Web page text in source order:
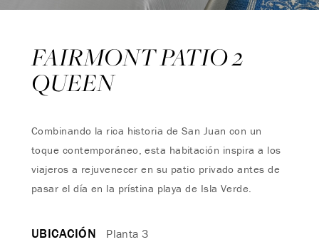
FAIRMONT PATIO 2
QUEEN
Combinando la rica historia de San Juan con un
toque contemporáneo, esta habitación inspira a los
viajeros a rejuvenecer en su patio privado antes de
pasar el día en la prístina playa de Isla Verde.
UBICACIÓN Planta 3